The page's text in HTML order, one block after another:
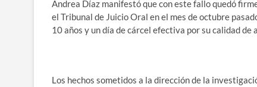
Andrea Díaz manifestó que con este fallo quedó
el Tribunal de Juicio Oral en el mes de octubre
10 años y un día de cárcel efectiva por su calidad
Los hechos sometidos a la dirección de la